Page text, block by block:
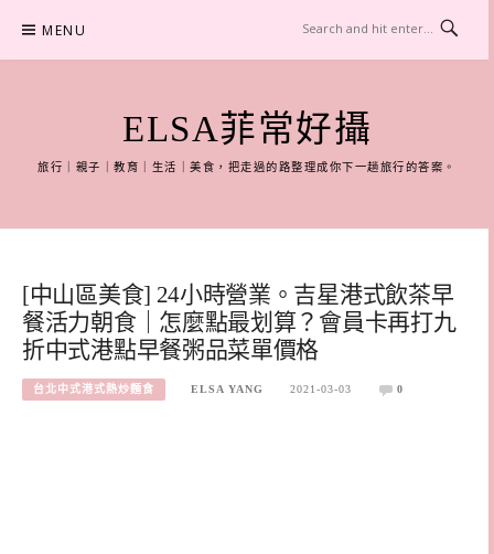
content
MENU
ELSA菲常好攝
旅行｜親子｜教育｜生活｜美食，把走過的路整理成你下一趟旅行的答案。
[中山區美食] 24小時營業。吉星港式飲茶早
餐活力朝食｜怎麼點最划算？會員卡再打九
折中式港點早餐粥品菜單價格
台北中式港式熱炒麵食 ELSA YANG 2021-03-03 0